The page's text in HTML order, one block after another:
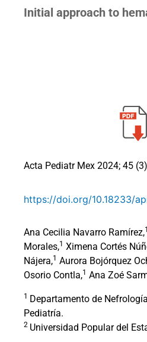
Initial approach to
Acta Pediatr Mex 2024; 45
https://doi.org/10.18233/
Ana Cecilia Navarro Ramírez,1
Morales,1 Ximena Cortés
Nájera,1 Aurora Bojórquez
Osorio Contla,1 Ana Zoé
1 Departamento de
Pediatría.
2 Universidad Popular del